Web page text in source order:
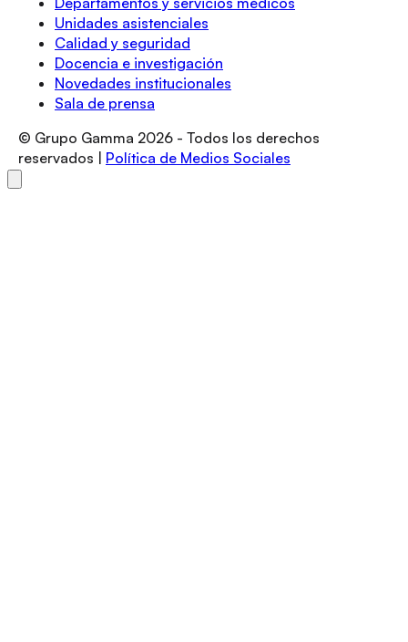
Unidades asistenciales
Calidad y seguridad
Docencia e investigación
Novedades institucionales
Sala de prensa
© Grupo Gamma 2026 - Todos los derechos
reservados |
Política de Medios Sociales